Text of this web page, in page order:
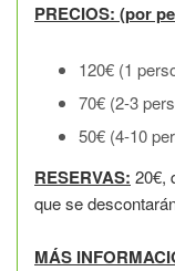
PRECIOS: (por
120€ (1
70€ (2-3
50€ (4-10
RESERVAS: 20€,
que se
MÁS